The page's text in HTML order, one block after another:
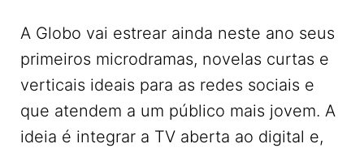
A Globo vai estrear ainda neste ano seus
primeiros microdramas, novelas curtas e
verticais ideais para as redes sociais e
que atendem a um público mais jovem. A
ideia é integrar a TV aberta ao digital e,